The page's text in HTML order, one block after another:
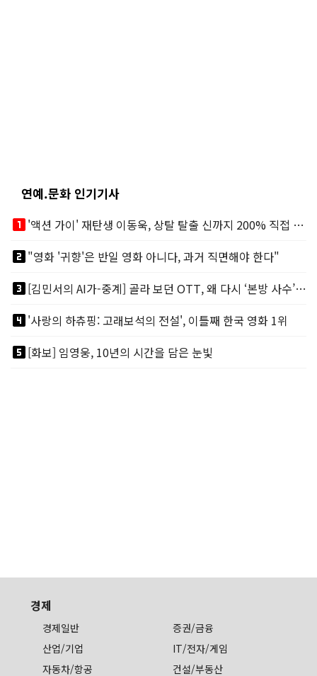
연예.문화 인기기사
looks_one
'액션 가이' 재탄생 이동욱, 상탈 탈출 신까지 200% 직접 소화
looks_two"영화 '귀향'은 반일 영화 아니다, 과거 직면해야 한다"
looks_3
[김민서의 AI가-중계] 골라 보던 OTT, 왜 다시 ‘본방 사수’를 부르나
looks_4'사랑의 하츄핑: 고래보석의 전설', 이틀째 한국 영화 1위
looks_5[화보] 임영웅, 10년의 시간을 담은 눈빛
경제
경제일반
증권/금융
산업/기업
IT/전자/게임
자동차/항공
건설/부동산